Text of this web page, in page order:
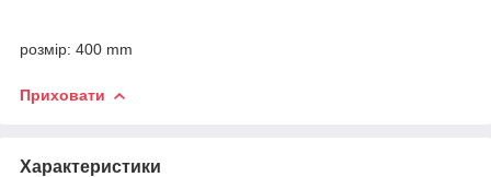
розмір: 400 mm
Приховати
Характеристики